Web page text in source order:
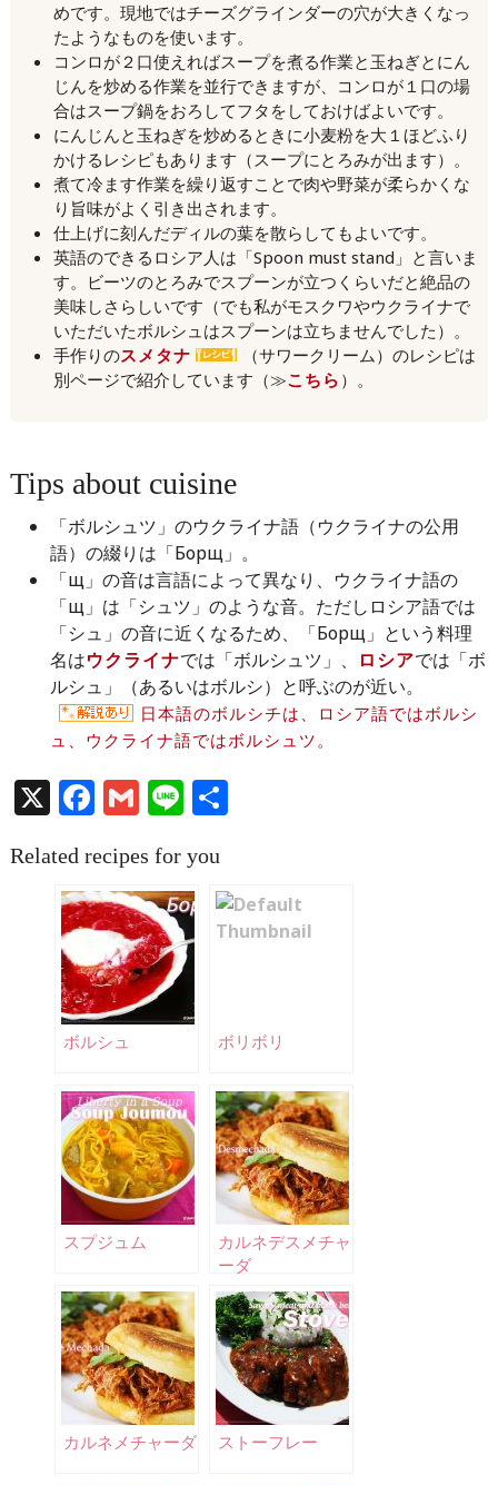
めです。現地ではチーズグラインダーの穴が大きくなっ
たようなものを使います。
コンロが２口使えればスープを煮る作業と玉ねぎとにん
じんを炒める作業を並行できますが、コンロが１口の場
合はスープ鍋をおろしてフタをしておけばよいです。
にんじんと玉ねぎを炒めるときに小麦粉を大１ほどふり
かけるレシピもあります（スープにとろみが出ます）。
煮て冷ます作業を繰り返すことで肉や野菜が柔らかくな
り旨味がよく引き出されます。
仕上げに刻んだディルの葉を散らしてもよいです。
英語のできるロシア人は「Spoon must stand」と言いま
す。ビーツのとろみでスプーンが立つくらいだと絶品の
美味しさらしいです（でも私がモスクワやウクライナで
いただいたボルシュはスプーンは立ちませんでした）。
手作りのスメタナ
（サワークリーム）のレシピは
別ページで紹介しています（≫こちら ）。
Tips about cuisine
「ボルシュツ」のウクライナ語（ウクライナの公用
語）の綴りは「Борщ」。
「щ」の音は言語によって異なり、ウクライナ語の
「щ」は「シュツ」のような音。ただしロシア語では
「シュ」の音に近くなるため、「Борщ」という料理
名はウクライナでは「ボルシュツ」、 ロシアでは「ボ
ルシュ」（あるいはボルシ）と呼ぶのが近い。
日本語のボルシチは、ロシア語ではボルシ
ュ、ウクライナ語ではボルシュツ。
X Facebook
Gmail
Line共
Related recipes for you
ボルシュ ボリボリ
スプジュム
カルネデスメチャ
ーダ
カルネメチャーダ ストーフレー